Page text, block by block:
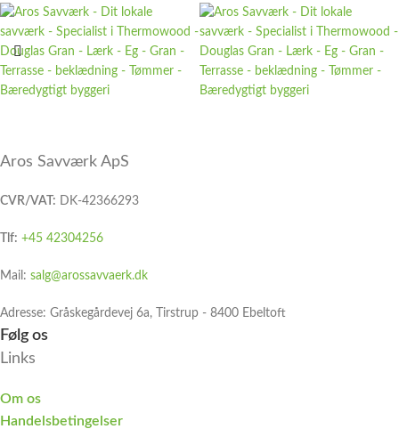
Aros Savværk ApS
CVR/VAT: DK-42366293
Tlf: +45 42304256
Mail: salg@arossavvaerk.dk
Adresse: Gråskegårdevej 6a, Tirstrup - 8400 Ebeltoft​
Følg os
Links
Om os
Handelsbetingelser